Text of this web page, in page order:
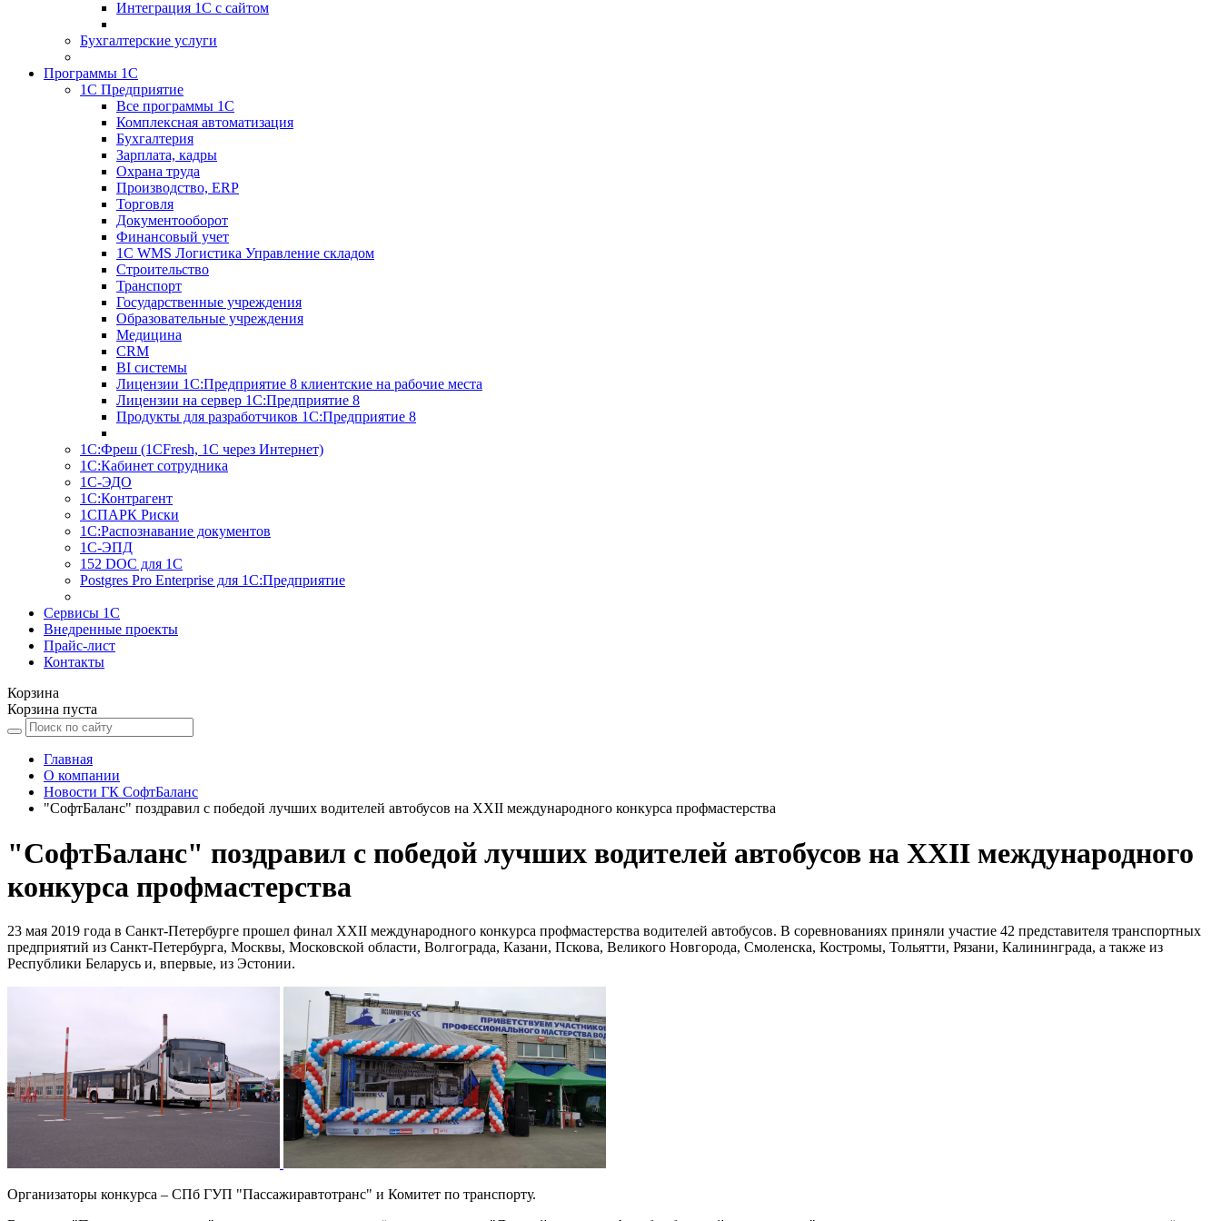
Интеграция 1С с сайтом
Бухгалтерские услуги
Программы 1С
1С Предприятие
Все программы 1С
Комплексная автоматизация
Бухгалтерия
Зарплата, кадры
Охрана труда
Производство, ERP
Торговля
Документооборот
Финансовый учет
1С WMS Логистика Управление складом
Строительство
Транспорт
Государственные учреждения
Образовательные учреждения
Медицина
CRM
BI системы
Лицензии 1С:Предприятие 8 клиентские на рабочие места
Лицензии на сервер 1С:Предприятие 8
Продукты для разработчиков 1С:Предприятие 8
1С:Фреш (1CFresh, 1С через Интернет)
1С:Кабинет сотрудника
1С-ЭДО
1С:Контрагент
1СПАРК Риски
1С:Распознавание документов
1С-ЭПД
152 DOC для 1С
Postgres Pro Enterprise для 1С:Предприятие
Сервисы 1С
Внедренные проекты
Прайс-лист
Контакты
Корзина
Корзина пуста
Главная
О компании
Новости ГК СофтБаланс
"СофтБаланс" поздравил с победой лучших водителей автобусов на XXII международного конкурса профмастерства
"СофтБаланс" поздравил с победой лучших водителей автобусов на XXII международного
конкурса профмастерства
23 мая 2019 года в Санкт-Петербурге прошел финал XXII международного конкурса профмастерства водителей автобусов. В соревнованиях приняли участие 42 представителя транспортных
предприятий из Санкт-Петербурга, Москвы, Московской области, Волгограда, Казани, Пскова, Великого Новгорода, Смоленска, Костромы, Тольятти, Рязани, Калининграда, а также из
Республики Беларусь и, впервые, из Эстонии.
Организаторы конкурса – СПб ГУП "Пассажиравтотранс" и Комитет по транспорту.